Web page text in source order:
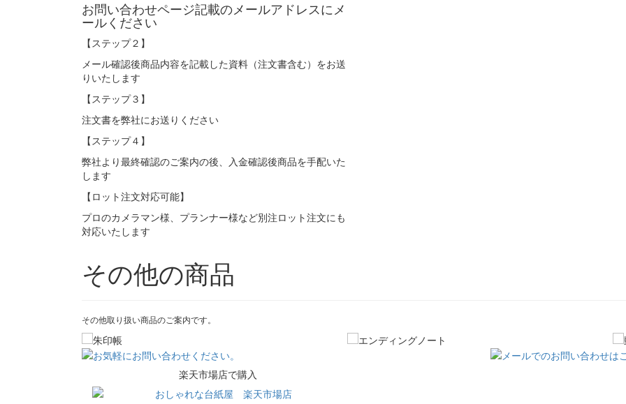
お問い合わせページ記載のメールアドレスにメ
ールください
【ステップ２】
メール確認後商品内容を記載した資料（注文書含む）をお送
りいたします
【ステップ３】
注文書を弊社にお送りください
【ステップ４】
弊社より最終確認のご案内の後、入金確認後商品を手配いた
します
【ロット注文対応可能】
プロのカメラマン様、プランナー様など別注ロット注文にも
対応いたします
その他の商品
その他取り扱い商品のご案内です。
楽天市場店で購入